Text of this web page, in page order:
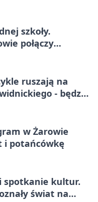
szkoły.
połączy
ruszają na
- będzie
w Żarowie
i potańcówkę
spotkanie kultur.
świat na